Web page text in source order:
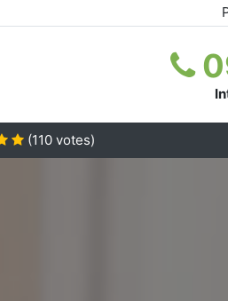
(110 votes)